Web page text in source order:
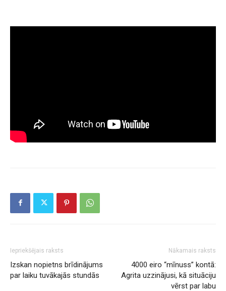
Iepriekšējais raksts
Izskan nopietns brīdinājums
par laiku tuvākajās stundās
Nākamais raksts
4000 eiro “mīnuss” kontā:
Agrita uzzinājusi, kā situāciju
vērst par labu